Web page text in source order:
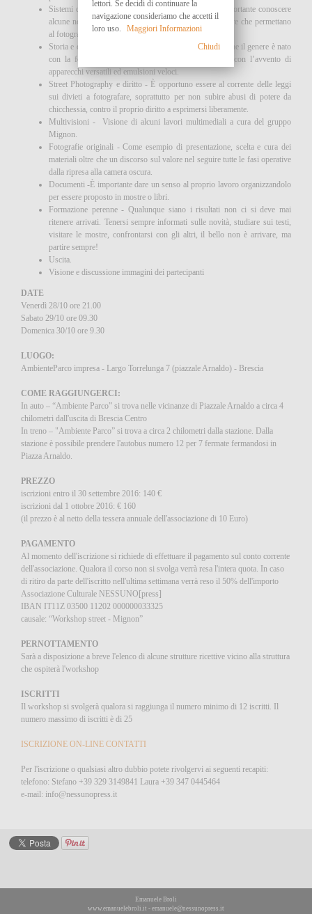
Sistemi di ripresa e approccio - In questo genere è importante conoscere
alcune norme comportamentali e delle tecniche operative che permettano
al fotografo di passare il più possibile inosservato.
Storia e origini della Street Photography - Si può dire che il genere è nato
con la fotografia ma che ha potuto esprimersi solo con l’avvento di
apparecchi versatili ed emulsioni veloci.
Street Photography e diritto - È opportuno essere al corrente delle leggi
sui divieti a fotografare, soprattutto per non subire abusi di potere da
chicchessia, contro il proprio diritto a esprimersi liberamente.
Multivisioni - Visione di alcuni lavori multimediali a cura del gruppo
Mignon.
Fotografie originali - Come esempio di presentazione, scelta e cura dei
materiali oltre che un discorso sul valore nel seguire tutte le fasi operative
dalla ripresa alla camera oscura.
Documenti -È importante dare un senso al proprio lavoro organizzandolo
per essere proposto in mostre o libri.
Formazione perenne - Qualunque siano i risultati non ci si deve mai
ritenere arrivati. Tenersi sempre informati sulle novità, studiare sui testi,
visitare le mostre, confrontarsi con gli altri, il bello non è arrivare, ma
partire sempre!
Uscita.
Visione e discussione immagini dei partecipanti
DATE
Venerdì 28/10 ore 21.00
Sabato 29/10 ore 09.30
Domenica 30/10 ore 9.30
LUOGO:
AmbienteParco impresa - Largo Torrelunga 7 (piazzale Arnaldo) - Brescia
COME RAGGIUNGERCI:
In auto – “Ambiente Parco” si trova nelle vicinanze di Piazzale Arnaldo a circa 4
chilometri dall'uscita di Brescia Centro
In treno – "Ambiente Parco” si trova a circa 2 chilometri dalla stazione. Dalla
stazione è possibile prendere l'autobus numero 12 per 7 fermate fermandosi in
Piazza Arnaldo.
PREZZO
iscrizioni entro il 30 settembre 2016: 140 €
iscrizioni dal 1 ottobre 2016: € 160
(il prezzo è al netto della tessera annuale dell'associazione di 10 Euro)
PAGAMENTO
Al momento dell'iscrizione si richiede di effettuare il pagamento sul conto corrente
dell'associazione. Qualora il corso non si svolga verrà resa l'intera quota. In caso
di ritiro da parte dell'iscritto nell'ultima settimana verrà reso il 50% dell'importo
Associazione Culturale NESSUNO[press]
IBAN IT11Z 03500 11202 000000033325
causale: “Workshop street - Mignon”
PERNOTTAMENTO
Sarà a disposizione a breve l'elenco di alcune strutture ricettive vicino alla struttura
che ospiterà l'workshop
ISCRITTI
Il workshop si svolgerà qualora si raggiunga il numero minimo di 12 iscritti. Il
numero massimo di iscritti è di 25
ISCRIZIONE ON-LINE CONTATTI
Per l'iscrizione o qualsiasi altro dubbio potete rivolgervi ai seguenti recapiti:
telefono: Stefano +39 329 3149841 Laura +39 347 0445464
e-mail: info@nessunopress.it
Emanuele Broli
www.emanuelebroli.it - emanuele@nessunopress.it
lettori. Se decidi di continuare la
navigazione consideriamo che accetti il
loro uso.
Maggiori Informazioni
Chiudi